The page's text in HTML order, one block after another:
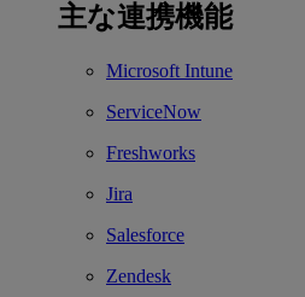
主な連携機能
Microsoft Intune
ServiceNow
Freshworks
Jira
Salesforce
Zendesk